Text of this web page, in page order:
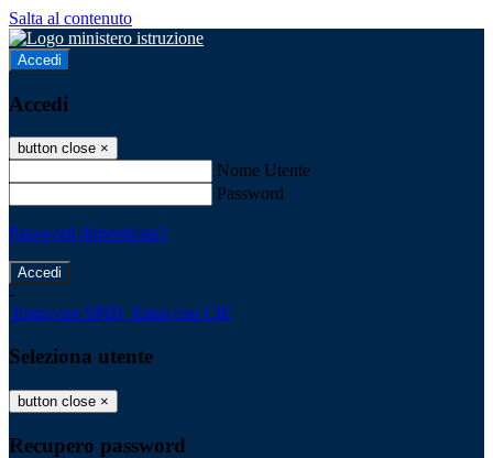
Salta al contenuto
Accedi
Accedi
button close ×
Nome Utente
Password
Password dimenticata?
-
Entra con SPID Entra con CIE
Seleziona utente
button close ×
Recupero password